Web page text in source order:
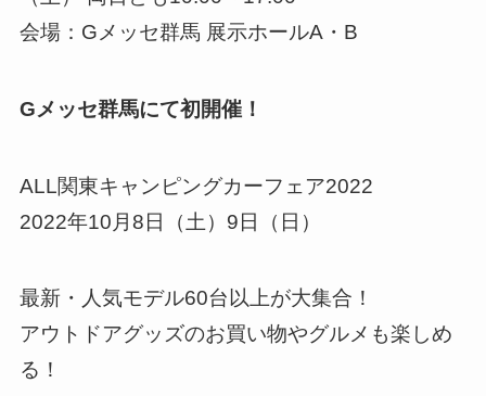
会場：Gメッセ群馬 展示ホールA・B
Gメッセ群馬にて初開催！
ALL関東キャンピングカーフェア2022
2022年10月8日（土）9日（日）
最新・人気モデル60台以上が大集合！
アウトドアグッズのお買い物やグルメも楽しめ
る！